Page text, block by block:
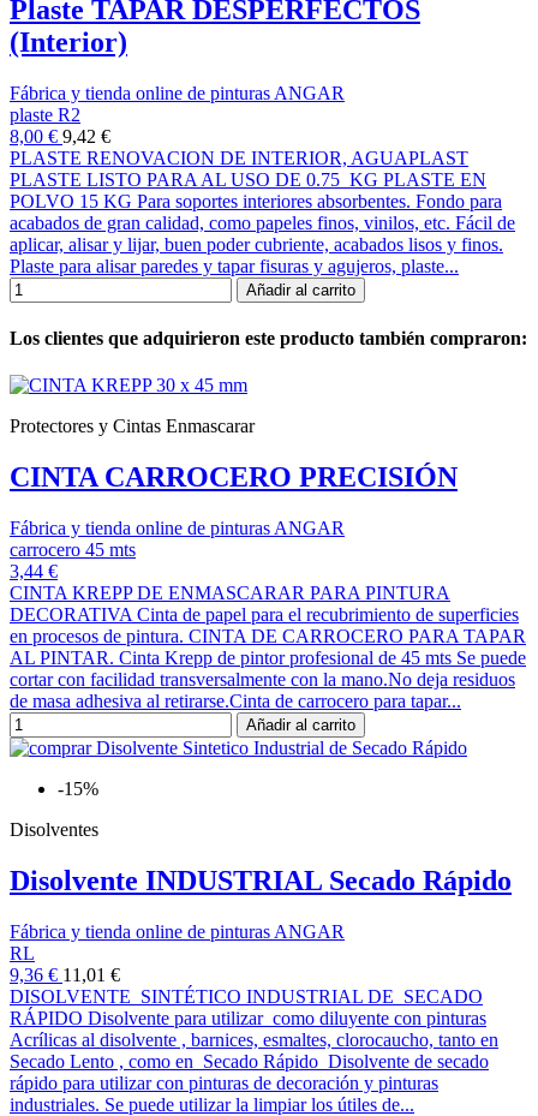
Plaste TAPAR DESPERFECTOS
(Interior)
Fábrica y tienda online de pinturas ANGAR
plaste R2
8,00 € 9,42 €
PLASTE RENOVACION DE INTERIOR, AGUAPLAST
PLASTE LISTO PARA AL USO DE 0.75 KG PLASTE EN
POLVO 15 KG Para soportes interiores absorbentes. Fondo para
acabados de gran calidad, como papeles finos, vinilos, etc. Fácil de
aplicar, alisar y lijar, buen poder cubriente, acabados lisos y finos.
Plaste para alisar paredes y tapar fisuras y agujeros, plaste...
Añadir al carrito
Los clientes que adquirieron este producto también compraron:
Protectores y Cintas Enmascarar
CINTA CARROCERO PRECISIÓN
Fábrica y tienda online de pinturas ANGAR
carrocero 45 mts
3,44 €
CINTA KREPP DE ENMASCARAR PARA PINTURA
DECORATIVA Cinta de papel para el recubrimiento de superficies
en procesos de pintura. CINTA DE CARROCERO PARA TAPAR
AL PINTAR. Cinta Krepp de pintor profesional de 45 mts Se puede
cortar con facilidad transversalmente con la mano.No deja residuos
de masa adhesiva al retirarse.Cinta de carrocero para tapar...
Añadir al carrito
-15%
Disolventes
Disolvente INDUSTRIAL Secado Rápido
Fábrica y tienda online de pinturas ANGAR
RL
9,36 € 11,01 €
DISOLVENTE SINTÉTICO INDUSTRIAL DE SECADO
RÁPIDO Disolvente para utilizar como diluyente con pinturas
Acrílicas al disolvente , barnices, esmaltes, clorocaucho, tanto en
Secado Lento , como en Secado Rápido Disolvente de secado
rápido para utilizar con pinturas de decoración y pinturas
industriales. Se puede utilizar la limpiar los útiles de...